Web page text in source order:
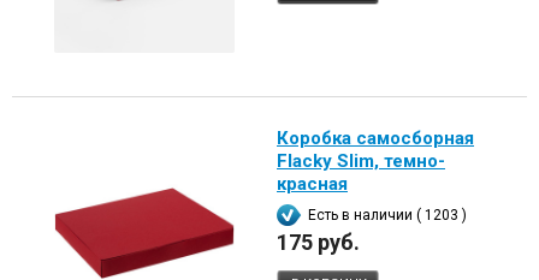
Коробка самосборная
Flacky Slim, темно-
красная
Есть в наличии ( 1203 )
175 руб.